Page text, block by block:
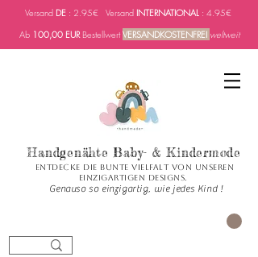
Versand DE : 2.95€ Versand INTERNATIONAL : 4.95€
Ab 100,00 EURBestellwertVERSANDKOSTENFREI weltweit
Handgenähte Baby- & Kindermode
Entdecke die bunte Vielfalt von unseren
einzigartigen Designs.
Genauso so einzigartig, wie jedes Kind !